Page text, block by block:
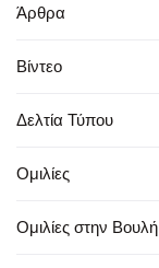
Άρθρα
Βίντεο
Δελτία Τύπου
Ομιλίες
Ομιλίες στην Βουλή